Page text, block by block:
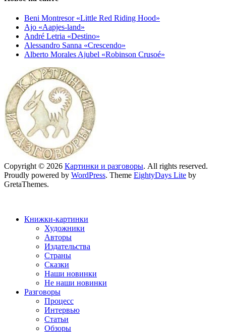
Beni Montresor «Little Red Riding Hood»
Ajo «Aapjes-land»
André Letria «Destino»
Alessandro Sanna «Crescendo»
Alberto Morales Ajubel «Robinson Crusoé»
Copyright © 2026 Картинки и разговоры. All rights reserved.
Proudly powered by WordPress. Theme EightyDays Lite by
GretaThemes.
Книжки-картинки
Художники
Авторы
Издательства
Страны
Сказки
Наши новинки
Не наши новинки
Разговоры
Процесс
Интервью
Статьи
Обзоры